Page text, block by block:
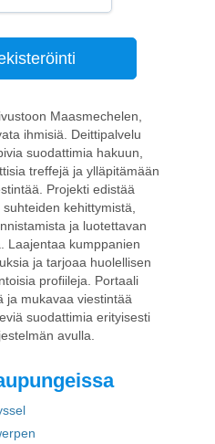
Maasmechelen,
ihmisiä. Deittipalvelu
suodattimia hakuun,
treffejä ja ylläpitämään
Projekti edistää
kehittymistä,
ja luotettavan
Laajentaa kumppanien
ja tarjoaa huolellisen
profiileja. Portaali
ja mukavaa viestintää
suodattimia erityisesti
avulla.